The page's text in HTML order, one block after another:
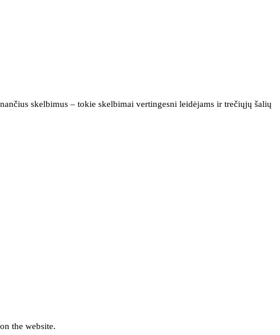
skelbimus – tokie skelbimai vertingesni leidėjams ir trečiųjų šalių
the website.